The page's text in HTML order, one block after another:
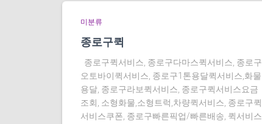
미분류
종로구퀵
종로구퀵서비스, 종로구다마스퀵서비스, 종로구
오토바이퀵서비스, 종로구1톤용달퀵서비스,화물
용달, 종로구라보퀵서비스, 종로구퀵서비스요금
조회, 소형화물,소형트럭,차량퀵서비스, 종로구퀵
서비스쿠폰, 종로구빠른픽업/빠른배송, 퀵서비스